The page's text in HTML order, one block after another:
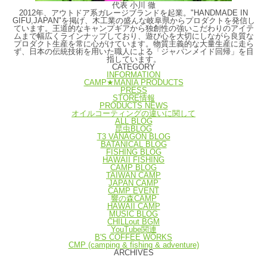
代表 小川 徹
2012年、アウトドア系ガレージブランドを起業。"HANDMADE IN
GIFU,JAPAN"を掲げ、木工業の盛んな岐阜県からプロダクトを発信し
ています。王道的なキャンプギアから独創性の強いこだわりのアイテ
ムまで幅広くラインナップしており、遊び心を大切にしながら良質な
プロダクト生産を常に心がけています。物質主義的な大量生産に走ら
ず、日本の伝統技術を用いた職人による「ジャパンメイド回帰」を目
指しています。
CATEGORY
INFORMATION
CAMP★MANIA PRODUCTS
PRESS
STORE情報
PRODUCTS NEWS
オイルコーティングの違いに関して
ALL BLOG
昆虫BLOG
T3 VANAGON BLOG
BATANICAL BLOG
FISHING BLOG
HAWAII FISHING
CAMP BLOG
TAIWAN CAMP
JAPAN CAMP
CAMP EVENT
響の森CAMP
HAWAII CAMP
MUSIC BLOG
CHILLout BGM
YouTube関連
B'S COFFEE WORKS
CMP (camping & fishing & adventure)
ARCHIVES